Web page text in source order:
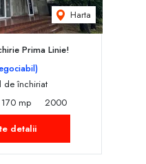
Harta
Prima Linie!
de închiriat
170 mp
2000
detalii